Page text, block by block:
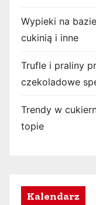
Wypieki na
cukinią i inne
Trufle i praliny
czekoladowe
Trendy w
topie
Kalendarz